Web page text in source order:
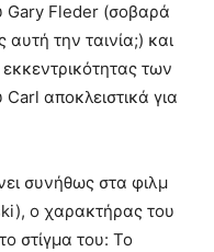
Gary Fleder (σοβαρά
αυτή την ταινία;) και
των
αποκλειστικά για
συνήθως στα φιλμ
ο χαρακτήρας του
στίγμα του: Το